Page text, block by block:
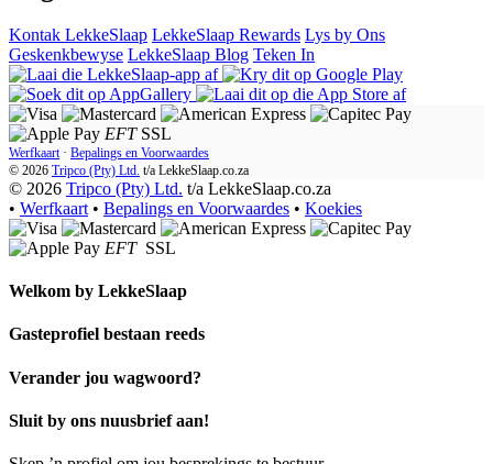
Kontak LekkeSlaap LekkeSlaap Rewards Lys by Ons
Geskenkbewyse LekkeSlaap Blog Teken In
EFT SSL
Werfkaart · Bepalings en Voorwaardes
© 2026 Tripco (Pty) Ltd. t/a LekkeSlaap.co.za
© 2026 Tripco (Pty) Ltd. t/a LekkeSlaap.co.za
• Werfkaart • Bepalings en Voorwaardes • Koekies
EFT SSL
Welkom by LekkeSlaap
Gasteprofiel bestaan ​​reeds
Verander jou wagwoord?
Sluit by ons nuusbrief aan!